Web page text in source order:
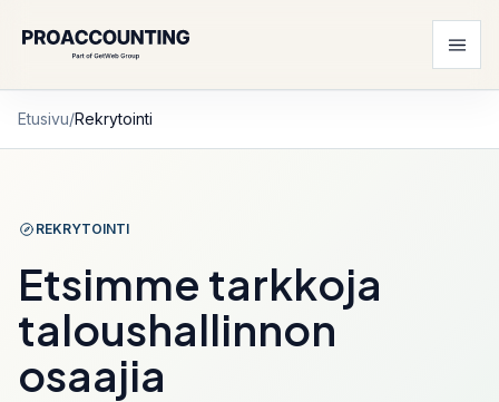
Etusivu/Rekrytointi
REKRYTOINTI
Etsimme tarkkoja
taloushallinnon
osaajia